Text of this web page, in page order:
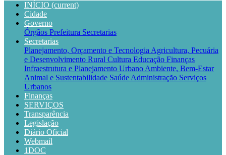
INÍCIO (current)
Cidade
Governo
Órgãos Prefeitura Secretarias
Secretarias
Planejamento, Orçamento e Tecnologia Agricultura, Pecuária
e Desenvolvimento Rural Cultura Educação Finanças
Infraestrutura e Planejamento Urbano Ambiente, Bem-Estar
Animal e Sustentabilidade Saúde Administração Serviços
Urbanos
Finanças
SERVIÇOS
Transparência
Legislação
Diário Oficial
Webmail
1DOC